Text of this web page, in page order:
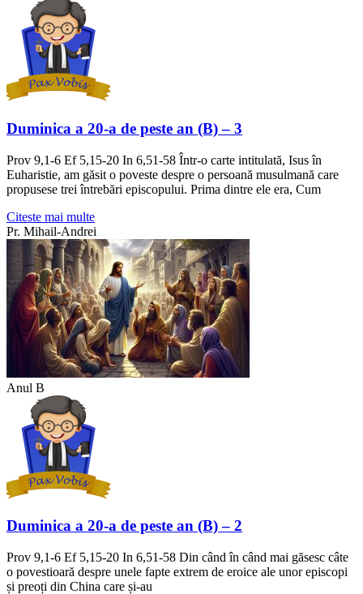
Duminica a 20-a de peste an (B) – 3
Prov 9,1-6 Ef 5,15-20 In 6,51-58 Într-o carte intitulată, Isus în
Euharistie, am găsit o poveste despre o persoană musulmană care
propusese trei întrebări episcopului. Prima dintre ele era, Cum
Citeste mai multe
Pr. Mihail-Andrei
Anul B
Duminica a 20-a de peste an (B) – 2
Prov 9,1-6 Ef 5,15-20 In 6,51-58 Din când în când mai găsesc câte
o povestioară despre unele fapte extrem de eroice ale unor episcopi
și preoți din China care și-au